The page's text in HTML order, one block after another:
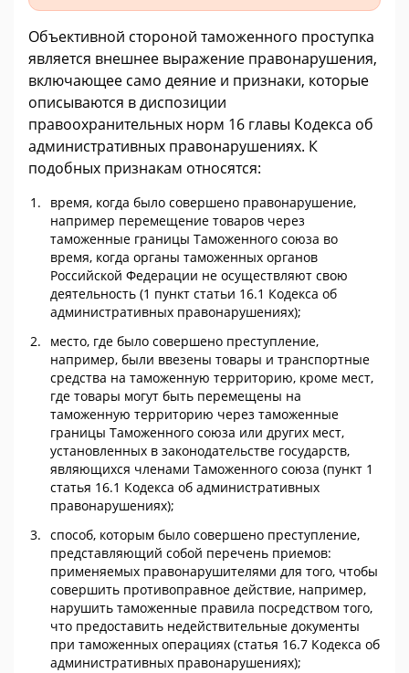
Объективной стороной таможенного проступка
является внешнее выражение правонарушения,
включающее само деяние и признаки, которые
описываются в диспозиции
правоохранительных норм 16 главы Кодекса об
административных правонарушениях. К
подобных признакам относятся:
время, когда было совершено правонарушение,
например перемещение товаров через
таможенные границы Таможенного союза во
время, когда органы таможенных органов
Российской Федерации не осуществляют свою
деятельность (1 пункт статьи 16.1 Кодекса об
административных правонарушениях);
место, где было совершено преступление,
например, были ввезены товары и транспортные
средства на таможенную территорию, кроме мест,
где товары могут быть перемещены на
таможенную территорию через таможенные
границы Таможенного союза или других мест,
установленных в законодательстве государств,
являющихся членами Таможенного союза (пункт 1
статья 16.1 Кодекса об административных
правонарушениях);
способ, которым было совершено преступление,
представляющий собой перечень приемов:
применяемых правонарушителями для того, чтобы
совершить противоправное действие, например,
нарушить таможенные правила посредством того,
что предоставить недействительные документы
при таможенных операциях (статья 16.7 Кодекса об
административных правонарушениях);